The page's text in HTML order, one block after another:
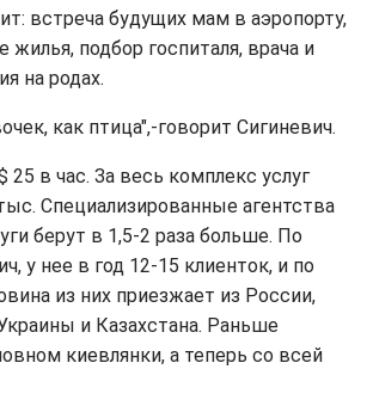
встреча будущих мам в аэропорту,
подбор госпиталя, врача и
на родах.
как птица",-говорит Сигиневич.
25 в час. За весь комплекс услуг
Специализированные агентства
берут в 1,5-2 раза больше. По
у нее в год 12-15 клиенток, и по
из них приезжает из России,
и Казахстана. Раньше
киевлянки, а теперь со всей